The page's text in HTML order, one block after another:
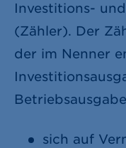
Investitions-
(Zähler). Der
der im Nenner
sich auf